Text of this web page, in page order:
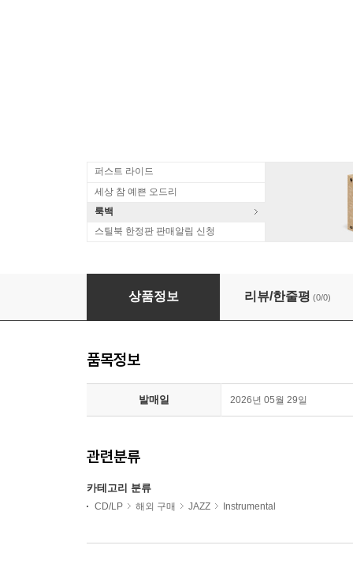
퍼스트 라이드
세상 참 예쁜 오드리
룩백
스틸북 한정판 판매알림 신청
Joe Lovano - Paramount Quartet (CD)
상품정보 리뷰/한줄평 (0/0)
품목정보
발매일 2026년 05월 29일
관련분류
카테고리 분류
CD/LP 해외 구매 JAZZ Instrumental